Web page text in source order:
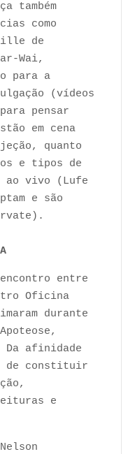
também
como
de
Wai,
para a
(vídeos
pensar
em cena
quanto
e tipos de
ao vivo (Lufe
e são
entre
Oficina
durante
afinidade
de constituir
e